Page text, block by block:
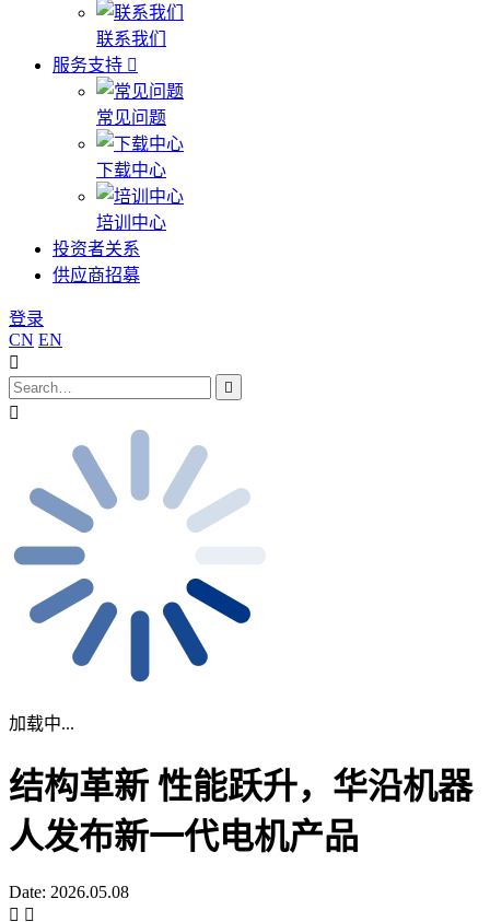
联系我们
服务支持
常见问题
下载中心
培训中心
投资者关系
供应商招募
登录
CN EN
加载中...
结构革新 性能跃升，华沿机器
人发布新一代电机产品
Date: 2026.05.08